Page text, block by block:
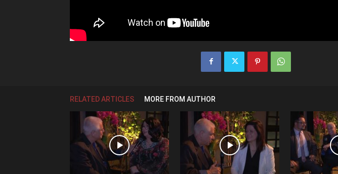
RELATED ARTICLES MORE FROM AUTHOR